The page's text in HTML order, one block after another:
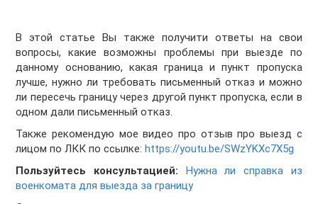
В этой статье Вы также получити ответы на свои
вопросы, какие возможны проблемы при выезде по
данному основанию, какая граница и пункт пропуска
лучше, нужно ли требовать письменный отказ и можно
ли пересечь границу через другой пункт пропуска, если в
одном дали письменный отказ.
Также рекомендую мое видео про отзыв про выезд с
лицом по ЛКК по ссылке:https://youtu.be/SWzYKXc7X5g
Пользуйтесь консультацией:
Нужна ли справка из
военкомата для выезда за границу